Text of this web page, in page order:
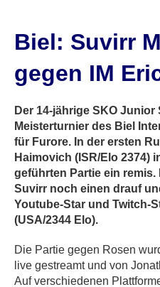
Biel: Suvirr
gegen IM
Der 14-jährige SKO
Meisterturnier des Biel
für Furore. In der ersten
Haimovich (ISR/Elo 2374)
geführten Partie ein remis.
Suvirr noch einen drauf
Youtube-Star und Twitch-
(USA/2344 Elo).
Die Partie gegen Rosen
live gestreamt und von
Auf verschiedenen